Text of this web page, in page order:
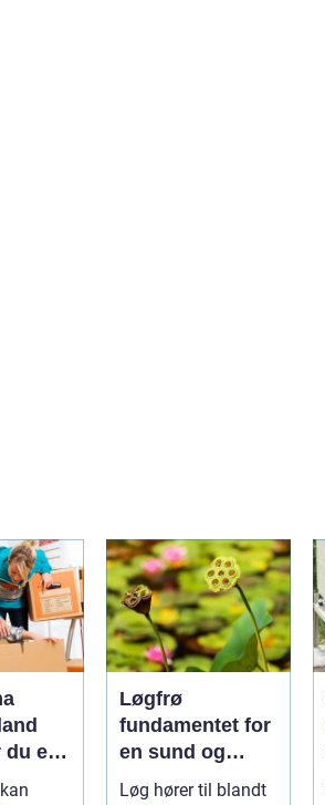
du en
Løgfrø
fundamentet for
en sund og
stabil løgavl
Løg hører til blandt